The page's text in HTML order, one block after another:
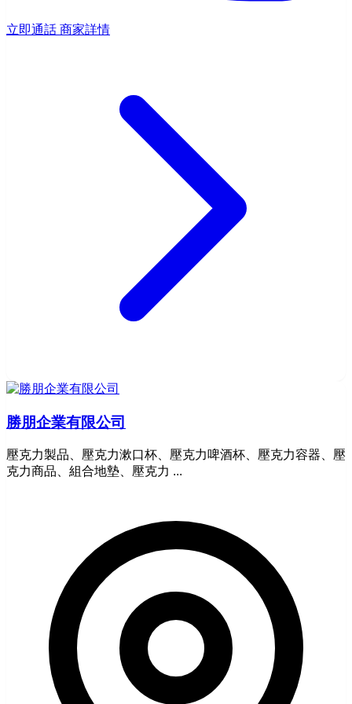
立即通話 商家詳情
勝朋企業有限公司
壓克力製品、壓克力漱口杯、壓克力啤酒杯、壓克力容器、壓
克力商品、組合地墊、壓克力 ...